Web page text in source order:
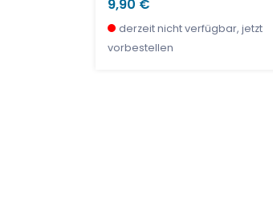
9,90 €
derzeit nicht verfügbar, jetzt
vorbestellen